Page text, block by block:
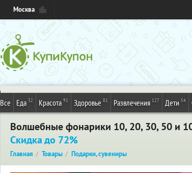
Москва
Все Еда 32 Красота 91 Здоровье 81 Развлечения 127 Дети 54
Волшебные фонарики 10, 20, 30, 50 и
Скидка до 72%
Главная Товары Подарки, сувениры